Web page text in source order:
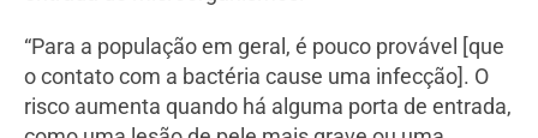
“Para a população em geral, é pouco provável [que
o contato com a bactéria cause uma infecção]. O
risco aumenta quando há alguma porta de entrada,